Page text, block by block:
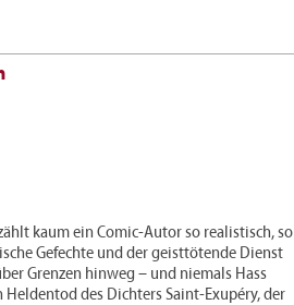
kaum ein Comic-Autor so realistisch, so
Gefechte und der geisttötende Dienst
Grenzen hinweg – und niemals Hass
des Dichters Saint-Exupéry, der